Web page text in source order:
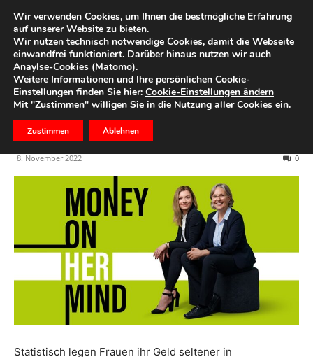
Start Ihr Geld
Money on Her Mind – der
Deka Finanz-Podcast von
Frauen für Frauen
8. November 2022 0
Statistisch legen Frauen ihr Geld seltener in
Wir verwenden Cookies, um Ihnen die bestmögliche Erfahrung
auf unserer Website zu bieten.
Wir nutzen technisch notwendige Cookies, damit die Webseite
einwandfrei funktioniert. Darüber hinaus nutzen wir auch
Anaylse-Cookies (Matomo).
Weitere Informationen und Ihre persönlichen Cookie-
Einstellungen finden Sie hier: Cookie-Einstellungen ändern
Mit "Zustimmen" willigen Sie in die Nutzung aller Cookies ein.
Zustimmen Ablehnen